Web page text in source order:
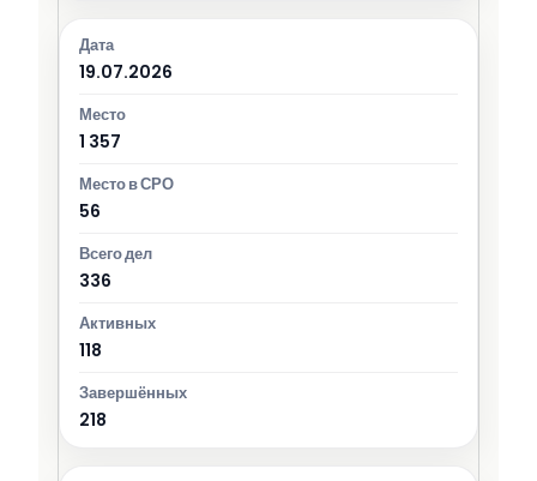
19.07.2026
1 357
56
336
118
218